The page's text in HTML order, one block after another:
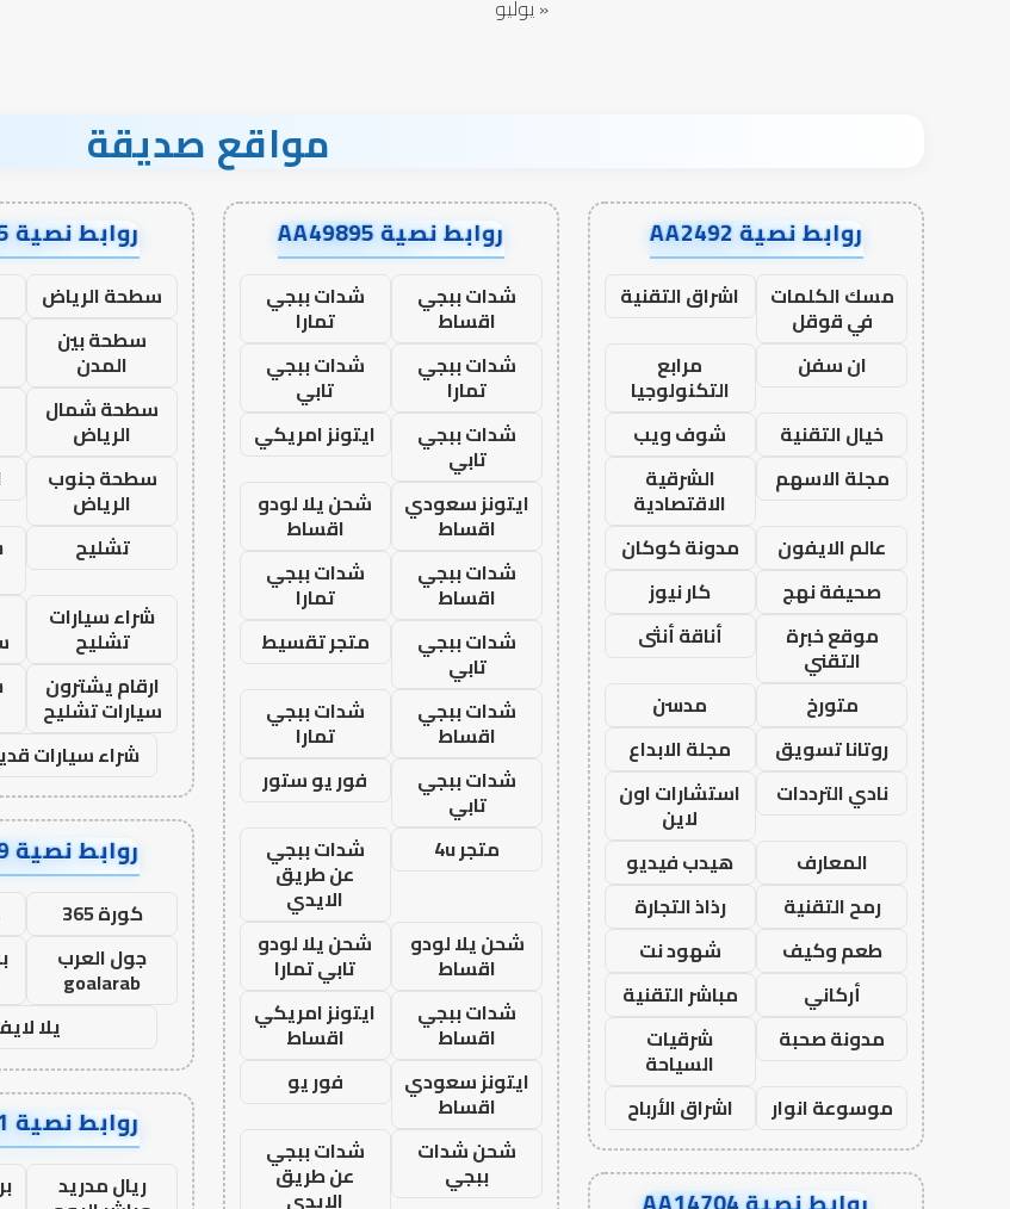
« يوليو
مواقع صديقة
روابط نصية AA2492
مسك الكلمات
في قوقل
اشراق التقنية
ان سفن
مرابع
التكنولوجيا
خيال التقنية
شوف ويب
مجلة الاسهم
الشرقية
الاقتصادية
عالم الايفون
مدونة كوكان
صحيفة نهج
كار نيوز
موقع خبرة
التقني
أناقة أنثى
متورخ
مدسن
روتانا تسويق
مجلة الابداع
نادي الترددات
استشارات اون
لاين
المعارف
هيدب فيديو
رمح التقنية
رذاذ التجارة
طعم وكيف
شهود نت
أركاني
مباشر التقنية
مدونة صحبة
شرقيات
السياحة
موسوعة انوار
اشراق الأرباح
روابط نصية AA49895
شدات ببجي
اقساط
شدات ببجي
تمارا
شدات ببجي
تمارا
شدات ببجي
تابي
شدات ببجي
تابي
ايتونز امريكي
ايتونز سعودي
اقساط
شحن يلا لودو
اقساط
شدات ببجي
اقساط
شدات ببجي
تمارا
شدات ببجي
تابي
متجر تقسيط
شدات ببجي
اقساط
شدات ببجي
تمارا
شدات ببجي
تابي
فور يو ستور
متجر 4u
شدات ببجي
عن طريق
الايدي
شحن يلا لودو
اقساط
شحن يلا لودو
تابي تمارا
شدات ببجي
اقساط
ايتونز امريكي
اقساط
ايتونز سعودي
اقساط
فور يو
شحن شدات
ببجي
شدات ببجي
عن طريق
الايدي
روابط نصية AA89545
سطحة الرياض
سطحة بين
المدن
سطحة شمال
الرياض
سطحة جنوب
الرياض
تشليح
شراء سيارات
تشليح
ارقام يشترون
سيارات تشليح
شراء سيارات
روابط نصية AA67449
كورة 365
جول العرب
goalarab
يلا
روابط نصية AA32801
ريال مدريد